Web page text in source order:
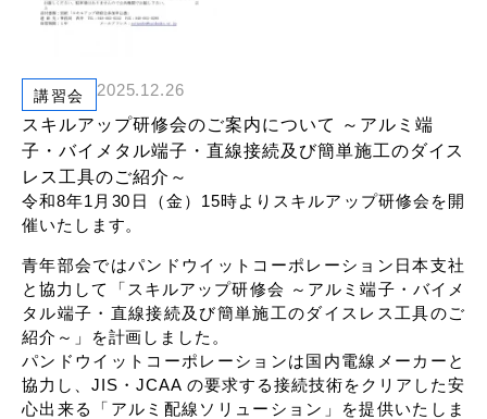
講習会 2025.12.26
スキルアップ研修会のご案内について ～アルミ端
子・バイメタル端子・直線接続及び簡単施工のダイス
レス工具のご紹介～
令和8年1月30日（金）15時よりスキルアップ研修会を開
催いたします。
青年部会ではパンドウイットコーポレーション日本支社
と協力して「スキルアップ研修会 ～アルミ端子・バイメ
タル端子・直線接続及び簡単施工のダイスレス工具のご
紹介～」を計画しました。
パンドウイットコーポレーションは国内電線メーカーと
協力し、JIS・JCAA の要求する接続技術をクリアした安
心出来る「アルミ配線ソリューション」を提供いたしま